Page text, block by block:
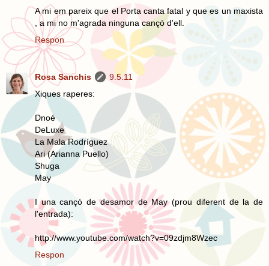
A mi em pareix que el Porta canta fatal y que es un maxista
, a mi no m'agrada ninguna cançó d'ell.
Respon
Rosa Sanchis
9.5.11
Xiques raperes:
Dnoé
DeLuxe
La Mala Rodríguez
Ari (Arianna Puello)
Shuga
May
I una cançó de desamor de May (prou diferent de la de
l'entrada):
http://www.youtube.com/watch?v=09zdjm8Wzec
Respon